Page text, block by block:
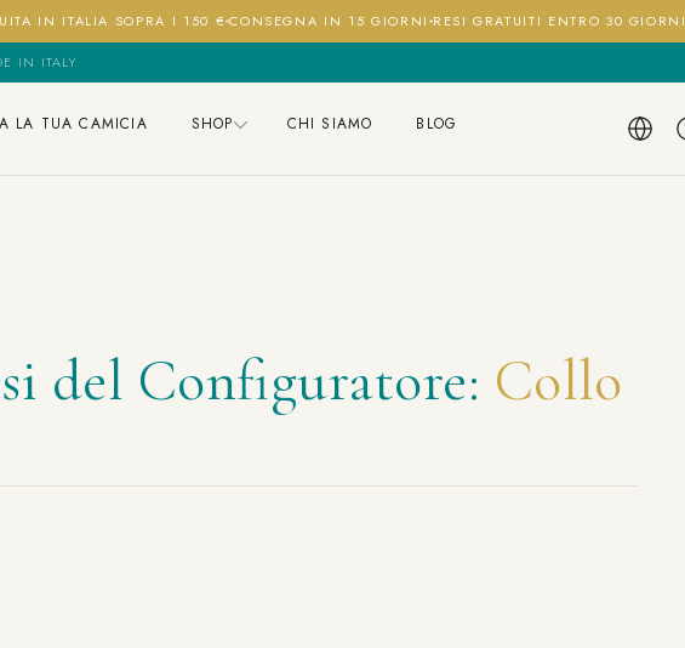
IN ITALIA SOPRA I 150 €CONSEGNA IN 15 GIORNI RESI GRATUITI ENTRO 30 GIORNI
IN ITALY
LA TUA CAMICIA SHOP CHI SIAMO BLOG
del Configuratore: Collo